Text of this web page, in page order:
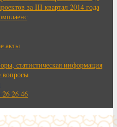
за III квартал 2014 года
акты
статистическая информация
вопросы
26 26 46